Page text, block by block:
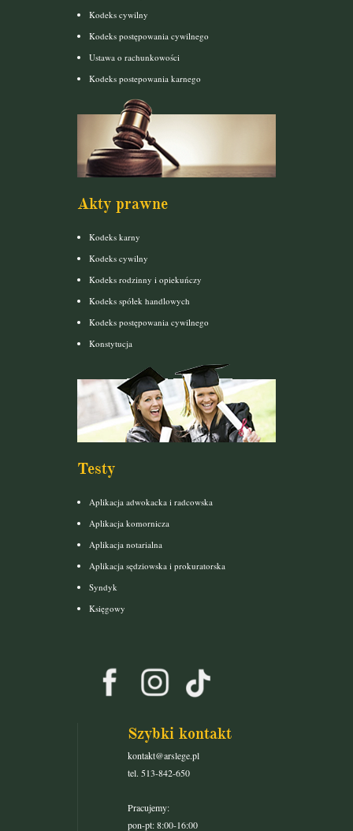
Kodeks cywilny
Kodeks postępowania cywilnego
Ustawa o rachunkowości
Kodeks postepowania karnego
Akty prawne
Kodeks karny
Kodeks cywilny
Kodeks rodzinny i opiekuńczy
Kodeks spółek handlowych
Kodeks postępowania cywilnego
Konstytucja
Testy
Aplikacja adwokacka i radcowska
Aplikacja komornicza
Aplikacja notarialna
Aplikacja sędziowska i prokuratorska
Syndyk
Księgowy
Szybki kontakt
kontakt@arslege.pl
tel. 513-842-650
Pracujemy:
pon-pt: 8:00-16:00